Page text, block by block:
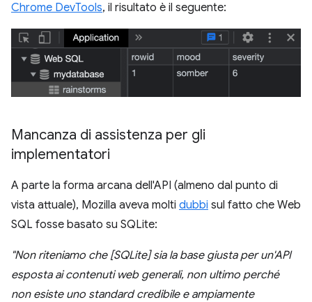
Chrome DevTools, il risultato è il seguente:
Mancanza di assistenza per gli
implementatori
A parte la forma arcana dell'API (almeno dal punto di
vista attuale), Mozilla aveva molti dubbi sul fatto che Web
SQL fosse basato su SQLite:
"Non riteniamo che [SQLite] sia la base giusta per un'API
esposta ai contenuti web generali, non ultimo perché
non esiste uno standard credibile e ampiamente